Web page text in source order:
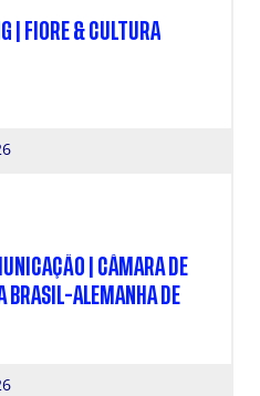
| FIORE & CULTURA
| CÂMARA DE
BRASIL-ALEMANHA DE